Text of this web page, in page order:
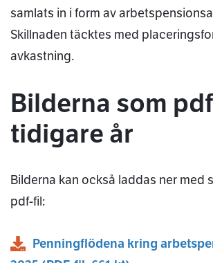
samlats in i form av
Skillnaden täcktes med
avkastning.
Bilderna som
tidigare år
Bilderna kan också laddas ner med
pdf-fil:
Penningflödena kring